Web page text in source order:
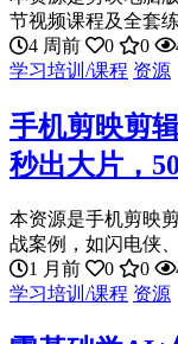
节视频课程及全套
4 周前
0 0
学习培训/课程 资源
手机剪映剪
秒出大片，
本资源是手机剪映
战案例，如闪电侠
1 月前
0 0
学习培训/课程 资源